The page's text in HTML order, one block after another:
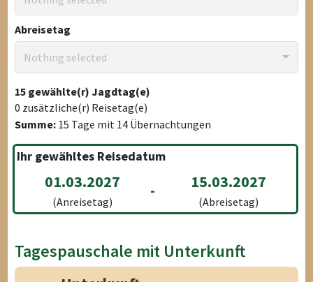
Abreisetag
Nothing selected
15 gewählte(r) Jagdtag(e)
0 zusätzliche(r) Reisetag(e)
Summe: 15 Tage mit 14 Übernachtungen
Ihr gewähltes Reisedatum
01.03.2027
(Anreisetag)
- 15.03.2027
(Abreisetag)
Tagespauschale mit Unterkunft